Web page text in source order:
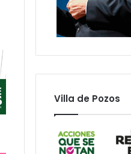
Villa de Pozos